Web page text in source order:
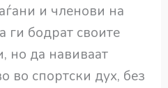
и членови на
ги бодрат своите
но да навиваат
во спортски дух, без